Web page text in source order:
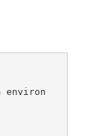
environ